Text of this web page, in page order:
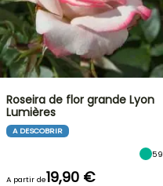
Roseira de flor grande Lyon
Lumières
A DESCOBRIR
59
A partir de19,90 €